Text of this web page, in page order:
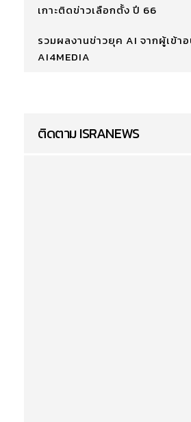
เกาะติดข่าวเลือกตั้ง ปี 66
รวมผลงานข่าวยุค AI จากผู้เข้า
AI4MEDIA
ติดตาม ISRANEWS